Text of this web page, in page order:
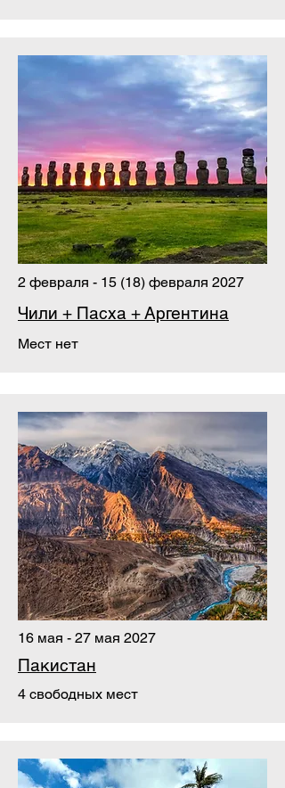
2 февраля - 15 (18) февраля 2027
Чили + Пасха + Аргентина
Мест нет
16 мая - 27 мая 2027
Пакистан
4 свободных мест